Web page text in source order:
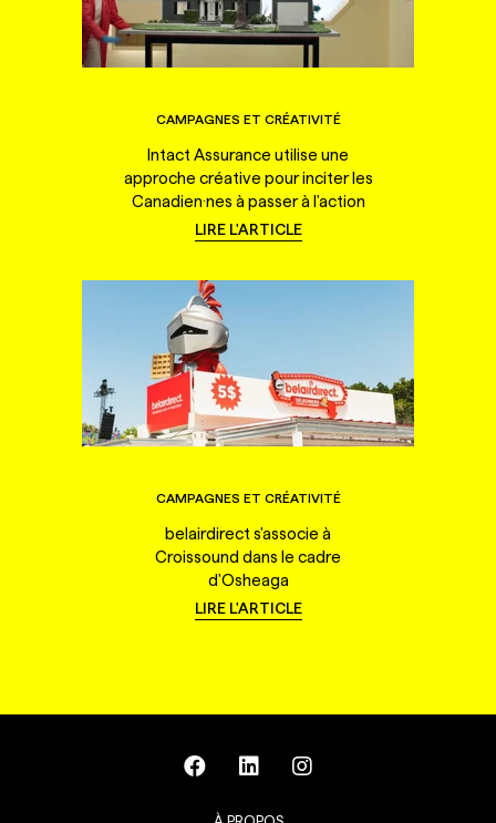
CAMPAGNES ET CRÉATIVITÉ
Intact Assurance utilise une
approche créative pour inciter les
Canadien·nes à passer à l'action
LIRE L'ARTICLE
CAMPAGNES ET CRÉATIVITÉ
belairdirect s'associe à
Croissound dans le cadre
d'Osheaga
LIRE L'ARTICLE